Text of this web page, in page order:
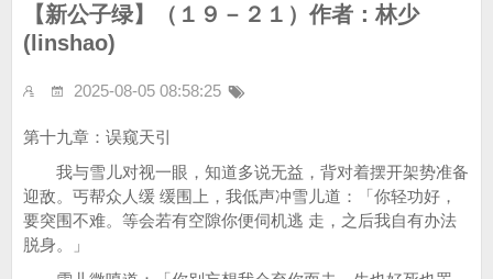
【新公子绿】（１９－２１）作者：林少
(linshao)
2025-08-05 08:58:25
第十九章：误窥天引
我与雪儿对视一眼，知道多说无益，背对着摆开架势准备
迎敌。丐帮众人缓 缓围上，我低声冲雪儿道：「你轻功好，
要突围不难。等会若有空隙你便伺机逃 走，之后我自有办法
脱身。」